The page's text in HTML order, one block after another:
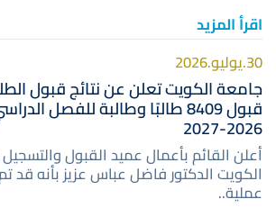
اقرأ المزيد
30.يوليو.2026
جامعة الكويت تعلن عن نتائج قبول
قبول 8409 طالبًا وطالبة للفصل
2026-2027
أعلن القائم بأعمال عميد القبول والتسجيل
الكويت الدكتور فاضل عباس عزيز بأنه قد تم
عملية..